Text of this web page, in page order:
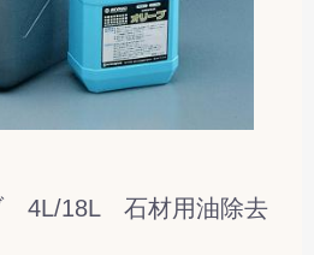
4L/18L 石材用油除去